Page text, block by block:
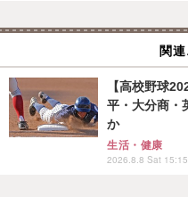
関
【高校野球
平・大分商・
か
生活・健康
2026.8.8 Sat 15:15